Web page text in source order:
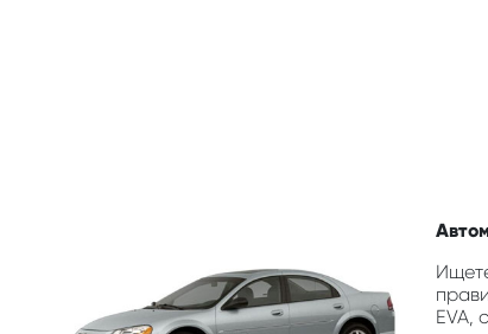
EVA,